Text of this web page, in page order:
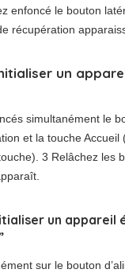
enfoncé le bouton
récupération
un
simultanément le
et la touche
3 Relâchez les
un appareil
sur le bouton